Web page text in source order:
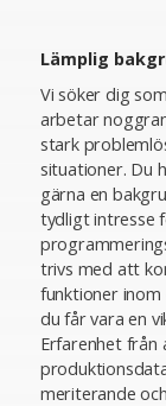
Lämplig
Vi söker dig
arbetar
stark
situationer. Du
gärna en
tydligt intresse
trivs med att
funktioner
du får vara en
Erfarenhet från
meriterande